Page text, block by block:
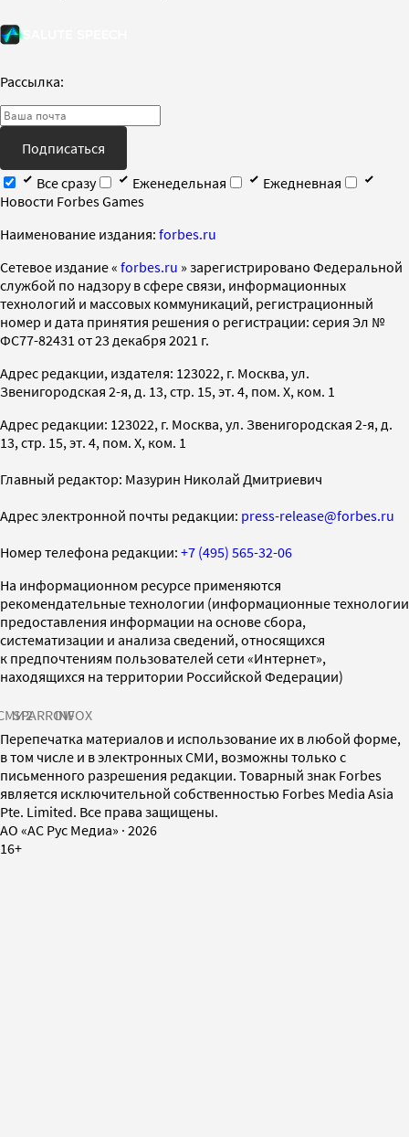
Рассылка:
Подписаться
Все сразу
Еженедельная
Ежедневная
Новости Forbes Games
Наименование издания: forbes.ru
Cетевое издание « forbes.ru » зарегистрировано Федеральной
службой по надзору в сфере связи, информационных
технологий и массовых коммуникаций, регистрационный
номер и дата принятия решения о регистрации: серия Эл №
ФС77-82431 от 23 декабря 2021 г.
Адрес редакции, издателя: 123022, г. Москва, ул.
Звенигородская 2-я, д. 13, стр. 15, эт. 4, пом. X, ком. 1
Адрес редакции: 123022, г. Москва, ул. Звенигородская 2-я, д.
13, стр. 15, эт. 4, пом. X, ком. 1
Главный редактор: Мазурин Николай Дмитриевич
Адрес электронной почты редакции: press-release@forbes.ru
Номер телефона редакции: +7 (495) 565-32-06
На информационном ресурсе применяются
рекомендательные технологии (информационные технологии
предоставления информации на основе сбора,
систематизации и анализа сведений, относящихся
к предпочтениям пользователей сети «Интернет»,
находящихся на территории Российской Федерации)
SPARROWINFOX
Перепечатка материалов и использование их в любой форме,
в том числе и в электронных СМИ, возможны только с
письменного разрешения редакции. Товарный знак Forbes
является исключительной собственностью Forbes Media Asia
Pte. Limited. Все права защищены.
AO «АС Рус Медиа» · 2026
16+